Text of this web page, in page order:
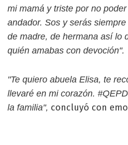
mi mamá y triste por no
andador. Sos y serás
de madre, de hermana así lo
quién amabas con devoción".
"Te quiero abuela Elisa, te
llevaré en mi corazón.
la familia", concluyó con